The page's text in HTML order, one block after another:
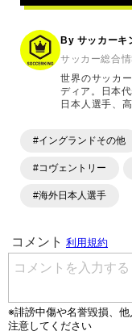
By サッカーキ
サッカー総合情
世界のサッカ
ディア。日本
日本人選手、
ます。「X」
#イングランドその他
#コヴェントリー
#海外日本人選手